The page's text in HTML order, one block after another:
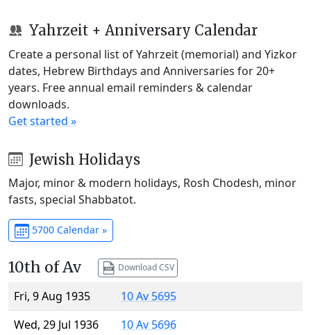
Yahrzeit + Anniversary Calendar
Create a personal list of Yahrzeit (memorial) and Yizkor
dates, Hebrew Birthdays and Anniversaries for 20+
years. Free annual email reminders & calendar
downloads.
Get started »
Jewish Holidays
Major, minor & modern holidays, Rosh Chodesh, minor
fasts, special Shabbatot.
5700 Calendar »
10th of Av Download CSV
Fri, 9 Aug 1935
10 Av 5695
Wed, 29 Jul 1936
10 Av 5696